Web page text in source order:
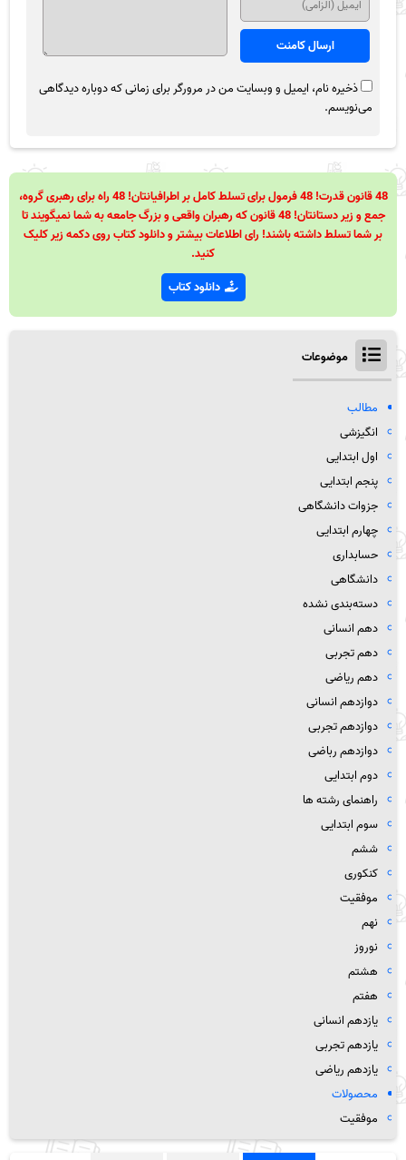
ذخیره نام، ایمیل و وبسایت من در مرورگر برای زمانی که دوباره دیدگاهی
می‌نویسم.
48 قانون قدرت! 48 فرمول برای تسلط کامل بر اطرافیانتان! 48 راه برای رهبری گروه،
جمع و زیر دستانتان! 48 قانون که رهبران واقعی و بزرگ جامعه به شما نمیگویند تا
بر شما تسلط داشته باشند! رای اطلاعات بیشتر و دانلود کتاب روی دکمه زیر کلیک
کنید.
دانلود کتاب
موضوعات
مطالب
انگیزشی
اول ابتدایی
پنجم ابتدایی
جزوات دانشگاهی
چهارم ابتدایی
حسابداری
دانشگاهی
دسته‌بندی نشده
دهم انسانی
دهم تجربی
دهم ریاضی
دوازدهم انسانی
دوازدهم تجربی
دوازدهم رباضی
دوم ابتدایی
راهنمای رشته ها
سوم ابتدایی
ششم
کنکوری
موفقیت
نهم
نوروز
هشتم
هفتم
یازدهم انسانی
یازدهم تجربی
یازدهم ریاضی
محصولات
موفقیت